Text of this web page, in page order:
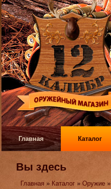
Главная Каталог
Вы здесь
Главная » Каталог »Оружие »